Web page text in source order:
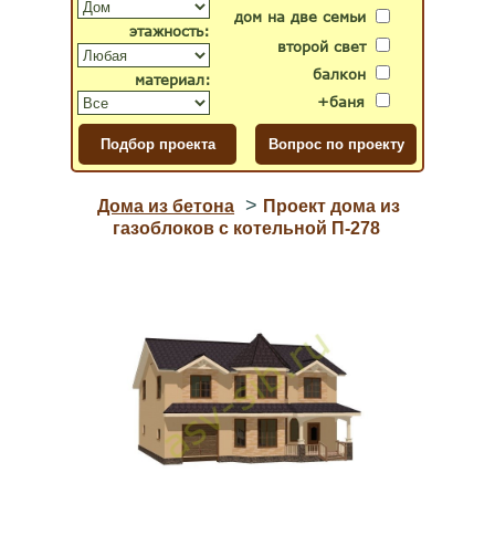
второй свет
дом на две семьи
балкон
+баня
материал:
этажность:
Дома из бетона > Проект дома из
газоблоков с котельной П-278